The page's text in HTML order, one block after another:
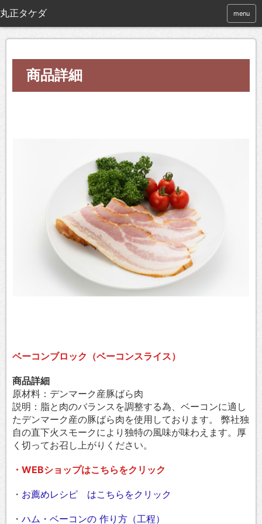
menu
商品詳細
ベーコンブロック（ベーコンスライス）
商品詳細
原材料：デンマーク産豚ばら肉
説明：脂と肉のバランスを調整する為、ベーコンに適し
たデンマーク産の豚ばら肉を使用しております。 弊社独
自の直下火スモークにより独特の風味が味わえます。厚
く切ってお召し上がりください。
・WEBショップはこちらをクリック
・ お薦めレシピ はこちらをクリック
・ ハム・ベーコンの 作り方（工程）